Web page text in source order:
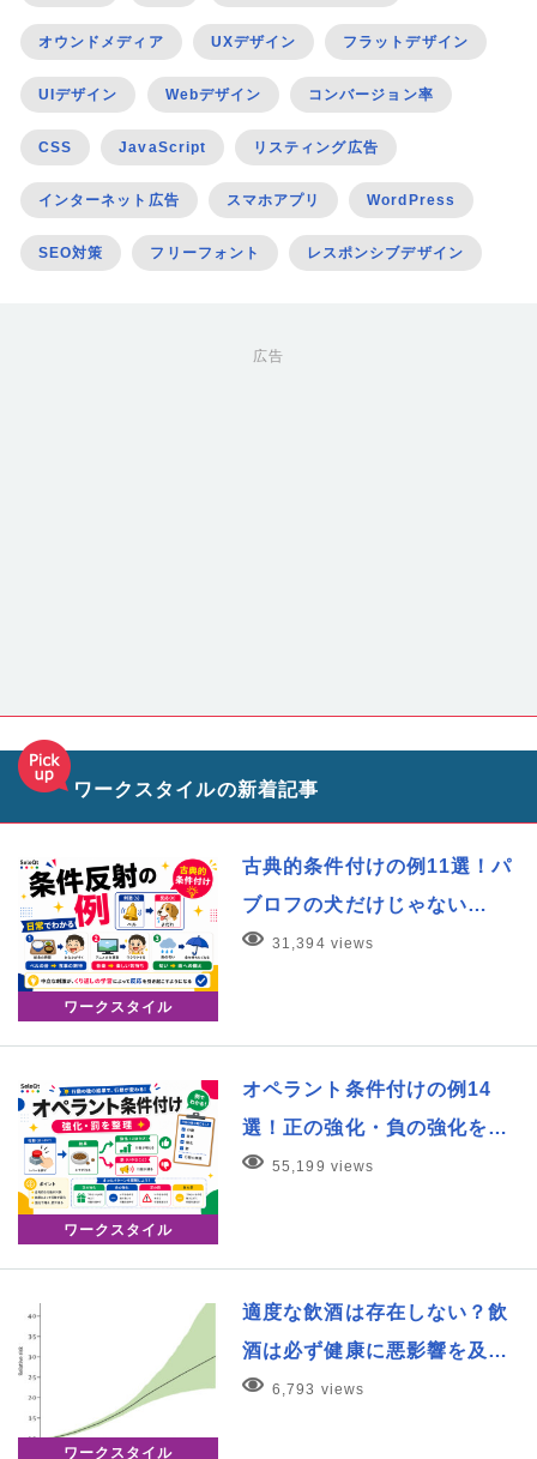
オウンドメディア UXデザイン フラットデザイン
UIデザイン Webデザイン コンバージョン率
CSS JavaScript リスティング広告
インターネット広告 スマホアプリ WordPress
SEO対策 フリーフォント レスポンシブデザイン
広告
ワークスタイルの新着記事
ワークスタイル
古典的条件付けの例11選！パ
ブロフの犬だけじゃない…
31,394 views
ワークスタイル
オペラント条件付けの例14
選！正の強化・負の強化を…
55,199 views
ワークスタイル
適度な飲酒は存在しない？飲
酒は必ず健康に悪影響を及…
6,793 views